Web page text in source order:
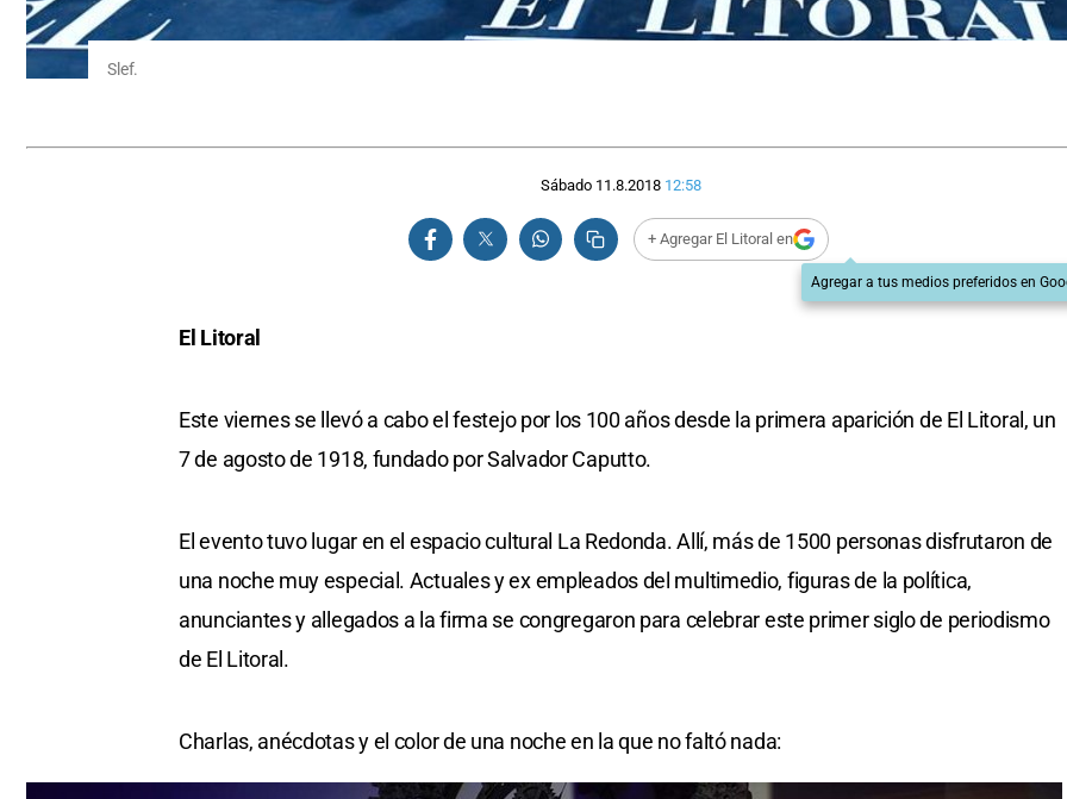
Slef.
Sábado 11.8.2018 12:58
+ Agregar El Litoral en
Agregar a tus medios preferidos en
El Litoral
Este viernes se llevó a cabo el festejo por los 100 años desde la primera aparición de El Litoral, un
7 de agosto de 1918, fundado por Salvador Caputto.
El evento tuvo lugar en el espacio cultural La Redonda. Allí, más de 1500 personas disfrutaron de
una noche muy especial. Actuales y ex empleados del multimedio, figuras de la política,
anunciantes y allegados a la firma se congregaron para celebrar este primer siglo de periodismo
de El Litoral.
Charlas, anécdotas y el color de una noche en la que no faltó nada: